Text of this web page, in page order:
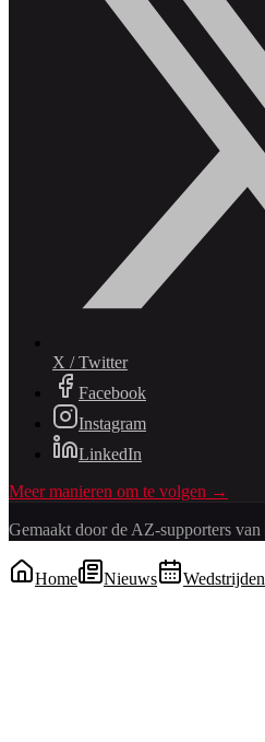
X / Twitter
Facebook
Instagram
LinkedIn
Meer manieren om te volgen →
Gemaakt door de AZ-supporters van
Home Nieuws Wedstrijden